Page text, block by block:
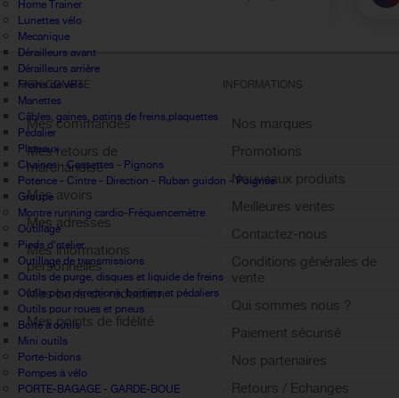
Home Trainer
Lunettes vélo
Mecanique
Dérailleurs avant
Dérailleurs arrière
Freins de vélo
Manettes
Câbles, gaines, patins de freins,plaquettes
Pédalier
Plateaux
Chaines - Cassettes - Pignons
Potence - Cintre - Direction - Ruban guidon - Poignée
Groupe
Montre running cardio-Fréquencemètre
Outillage
Pieds d'atelier
Outillage de transmissions
Outils de purge, disques et liquide de freins
Outils pour directions, boitiers et pédaliers
Outils pour roues et pneus
Boite à outils
Mini outils
Porte-bidons
Pompes à vélo
PORTE-BAGAGE - GARDE-BOUE
MON COMPTE
Mes commandes
Mes retours de
marchandise
Mes avoirs
Mes adresses
Mes informations
personnelles
Mes bons de réduction
Mes points de fidélité
Sign out
INFORMATIONS
Nos marques
Promotions
Nouveaux produits
Meilleures ventes
Contactez-nous
Conditions générales de
vente
Qui sommes nous ?
Paiement sécurisé
Nos partenaires
Retours / Echanges